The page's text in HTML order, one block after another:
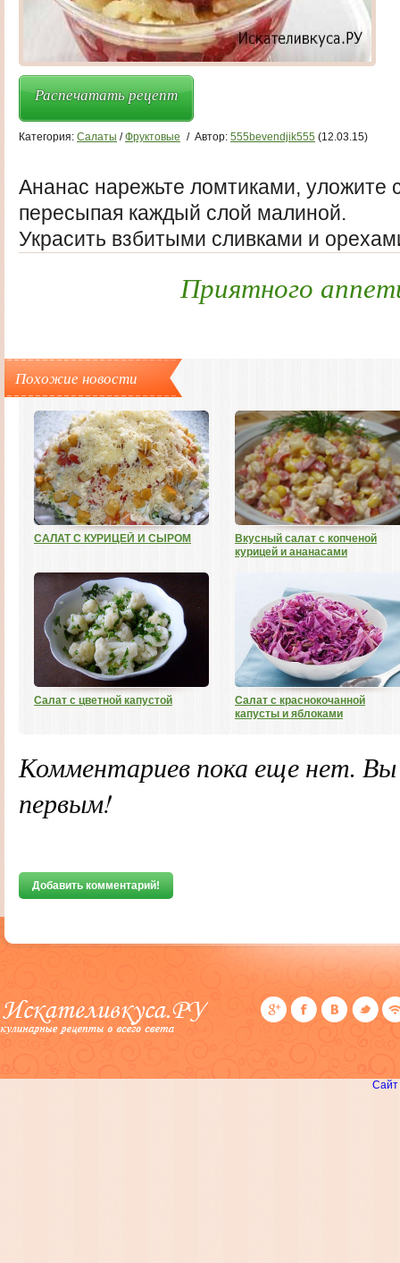
Распечатать рецепт
Категория: Салаты /Фруктовые / Автор: 555bevendjik555 (12.03.15)
Ананас нарежьте ломтиками, уложите
пересыпая каждый слой малиной.
Украсить взбитыми сливками и
Приятного
Похожие новости
САЛАТ С КУРИЦЕЙ И СЫРОМ
Вкусный салат с копченой
курицей и ананасами
Салат с цветной капустой
Салат с краснокочанной
капусты и яблоками
Комментариев пока еще нет.
первым!
Добавить комментарий!
Сайт